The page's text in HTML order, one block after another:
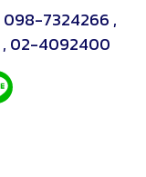
098-7324266 ,
, 02-4092400